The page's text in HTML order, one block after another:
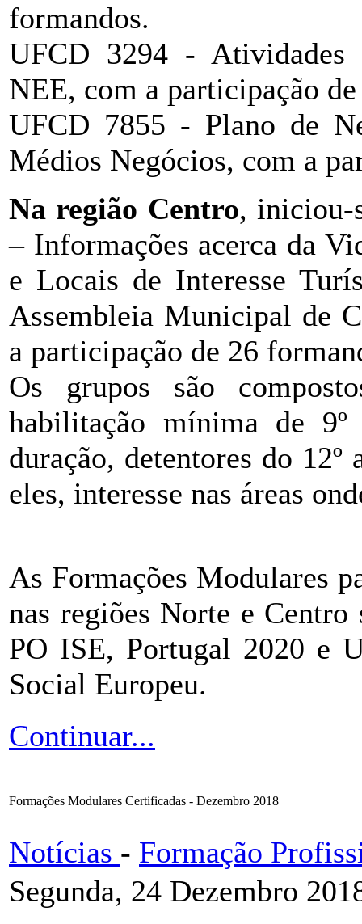
formandos.
UFCD 3294 - Atividades
NEE, com a participação
UFCD 7855 - Plano de
Médios Negócios, com a
Na região Centro, iniciou-
– Informações acerca da
e Locais de Interesse
Assembleia Municipal de
a participação de 26
Os grupos são
habilitação mínima de 9º
duração, detentores do
eles, interesse nas áreas
As Formações Modulares
nas regiões Norte e
PO ISE, Portugal 2020 e
Social Europeu.
Continuar...
Formações Modulares Certificadas - Dezembro 2018
Notícias - Formação
Segunda, 24 Dezembro